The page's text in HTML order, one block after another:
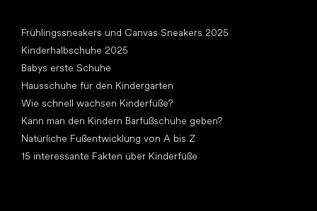
Frühlingssneakers und Canvas Sneakers 2025
Kinderhalbschuhe 2025
Babys erste Schuhe
Hausschuhe für den Kindergarten
Wie schnell wachsen Kinderfüße?
Kann man den Kindern Barfußschuhe geben?
Natürliche Fußentwicklung von A bis Z
15 interessante Fakten über Kinderfüße